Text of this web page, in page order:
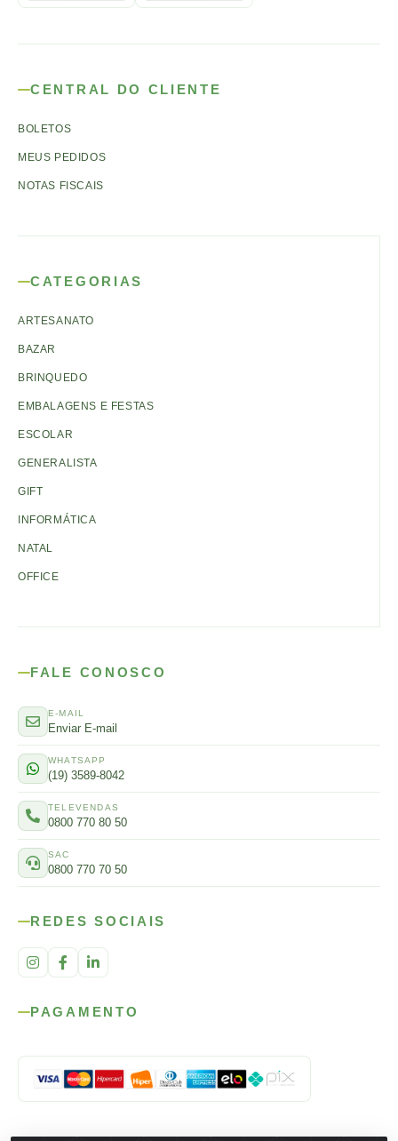
CENTRAL DO CLIENTE
BOLETOS
MEUS PEDIDOS
NOTAS FISCAIS
CATEGORIAS
ARTESANATO
BAZAR
BRINQUEDO
EMBALAGENS E FESTAS
ESCOLAR
GENERALISTA
GIFT
INFORMÁTICA
NATAL
OFFICE
FALE CONOSCO
E-MAIL
Enviar E-mail
WHATSAPP
(19) 3589-8042
TELEVENDAS
0800 770 80 50
SAC
0800 770 70 50
REDES SOCIAIS
PAGAMENTO